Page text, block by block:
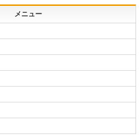
メニュー